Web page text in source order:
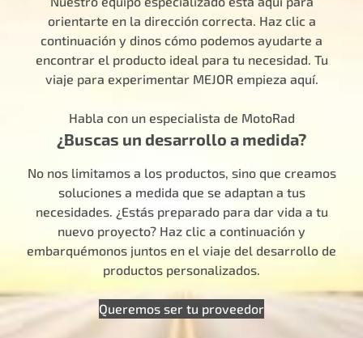
orientarte en la dirección correcta. Haz clic a
continuación y dinos cómo podemos ayudarte a
encontrar el producto ideal para tu necesidad. Tu
viaje para experimentar MEJOR empieza aquí.
Habla con un especialista de MotoRad
¿Buscas un desarrollo a medida?
No nos limitamos a los productos, sino que creamos
soluciones a medida que se adaptan a tus
necesidades. ¿Estás preparado para dar vida a tu
nuevo proyecto? Haz clic a continuación y
embarquémonos juntos en el viaje del desarrollo de
productos personalizados.
Queremos ser tu proveedor